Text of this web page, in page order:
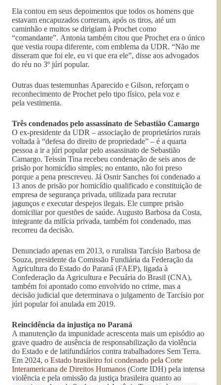
Ela contou em seus depoimentos que todos os homens que
estavam encapuzados correram, após os tiros, até um
caminhão e muitos se dirigiam à Prochet como
“comandante”. Antonia também citou que Prochet era o único
que vestia roupa diferente, com emblema da UDR. “Não me
disseram que foi ele, eu vi que era ele”, disse aos advogados
do réu no 3º júri popular.
Outras duas testemunhas Aparecido e Gilson, reforçam o
reconhecimento de Prochet pelo tipo físico, pela voz e
pela vestimenta.
Três condenados pelo assassinato de Sebastião Camargo
O ex-presidente da UDR – associação de proprietários rurais
voltada à “defesa do direito de propriedade” – é a quarta
pessoa a ir a júri popular pelo assassinato de Sebastião
Camargo. Teissin Tina recebeu condenação de seis anos de
prisão por homicídio simples; no entanto, não foi preso
porque a pena prescreveu. Já Osnir Sanches foi condenado a
13 anos de prisão por homicídio qualificado e constituição de
empresa de segurança privada, utilizada para recrutar
jagunços e executar despejos ilegais. Ele cumpre prisão
domiciliar por questões de saúde. Augusto Barbosa da Costa,
integrante da milícia privada, também foi condenado, mas
recorreu da decisão.
Denunciado apenas em 2013, o ruralista Tarcísio Barbosa de
Souza, presidente da Comissão Fundiária da Federação da
Agricultura do Estado do Paraná (FAEP), ligada à
Confederação da Agricultura e Pecuária do Brasil (CNA),
também foi apontado como envolvido no crime, mas a
decisão judicial que determinava o julgamento de Tarcísio por
júri popular foi anulada em 2019.
Reincidência da injustiça no Paraná
A manutenção da impunidade acrescenta mais um episódio ao
grave quadro de ausência de responsabilização da violência
do Estado e de latifundiários contra trabalhadores Sem Terra.
Em 2024, o Estado brasileiro foi condenado pela Corte
Interamericana de Direitos Humanos (Corte IDH) pela intensa
violência e pela omissão da justiça brasileira quanto ao